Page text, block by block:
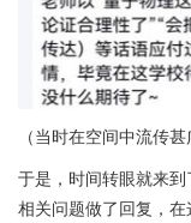
（当时在空间中流传甚
于是，时间转眼就来
相关问题做了回复，